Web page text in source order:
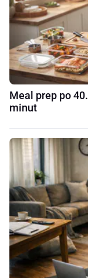
Meal prep po
minut